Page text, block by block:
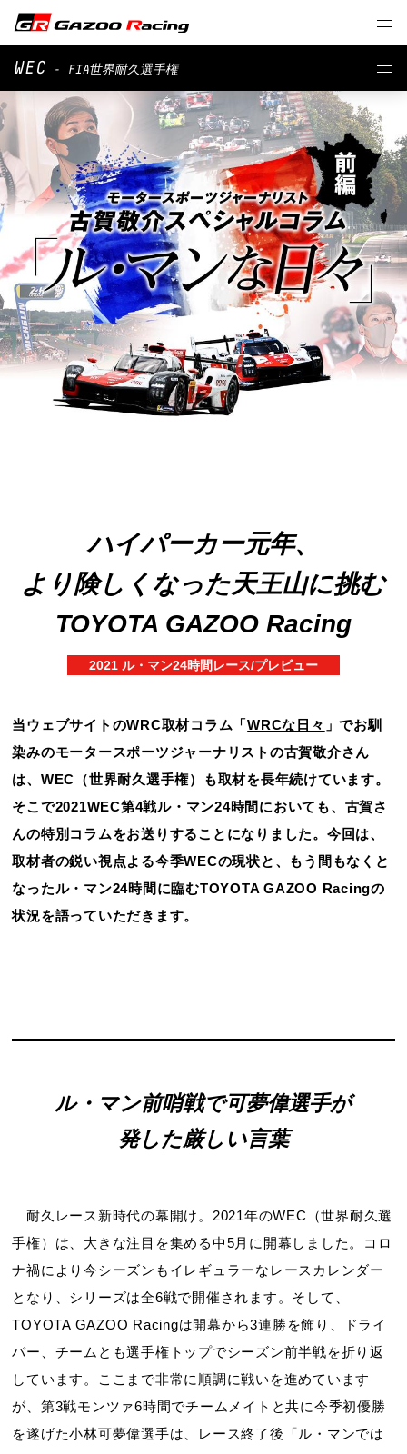
WEC - FIA世界耐久選⼿権
ハイパーカー元年、
より険しくなった天王山に挑む
TOYOTA GAZOO Racing
2021 ル・マン24時間レース/プレビュー
当ウェブサイトのWRC取材コラム「WRCな日々 」でお馴
染みのモータースポーツジャーナリストの古賀敬介さん
は、WEC（世界耐久選手権）も取材を長年続けています。
そこで2021WEC第4戦ル・マン24時間においても、古賀さ
んの特別コラムをお送りすることになりました。今回は、
取材者の鋭い視点よる今季WECの現状と、もう間もなくと
なったル・マン24時間に臨むTOYOTA GAZOO Racingの
状況を語っていただきます。
ル・マン前哨戦で可夢偉選手が
発した厳しい言葉
耐久レース新時代の幕開け。2021年のWEC（世界耐久選
手権）は、大きな注目を集める中5月に開幕しました。コロ
ナ禍により今シーズンもイレギュラーなレースカレンダー
となり、シリーズは全6戦で開催されます。そして、
TOYOTA GAZOO Racingは開幕から3連勝を飾り、ドライ
バー、チームとも選手権トップでシーズン前半戦を折り返
しています。ここまで非常に順調に戦いを進めています
が、第3戦モンツァ6時間でチームメイトと共に今季初優勝
を遂げた小林可夢偉選手は、レース終了後「ル・マンでは